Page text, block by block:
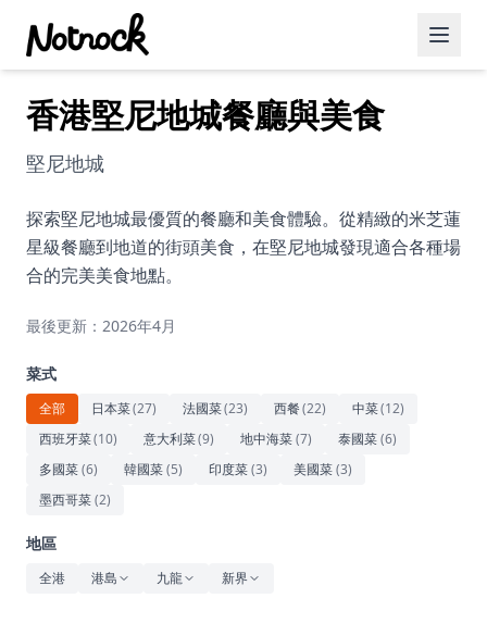
精選活動
博客文章
約會好去處
美食佳餚
運動
藝術文化
休閒
音樂
香港堅尼地城餐廳與美食
堅尼地城
探索堅尼地城最優質的餐廳和美食體驗。從精緻的米芝蓮
星級餐廳到地道的街頭美食，在堅尼地城發現適合各種場
合的完美美食地點。
最後更新：2026年4月
菜式
全部 日本菜(27) 法國菜(23) 西餐(22) 中菜(12)
西班牙菜(10) 意大利菜(9) 地中海菜(7) 泰國菜(6)
多國菜(6) 韓國菜(5) 印度菜(3) 美國菜(3)
墨西哥菜(2)
地區
全港 港島 九龍 新界